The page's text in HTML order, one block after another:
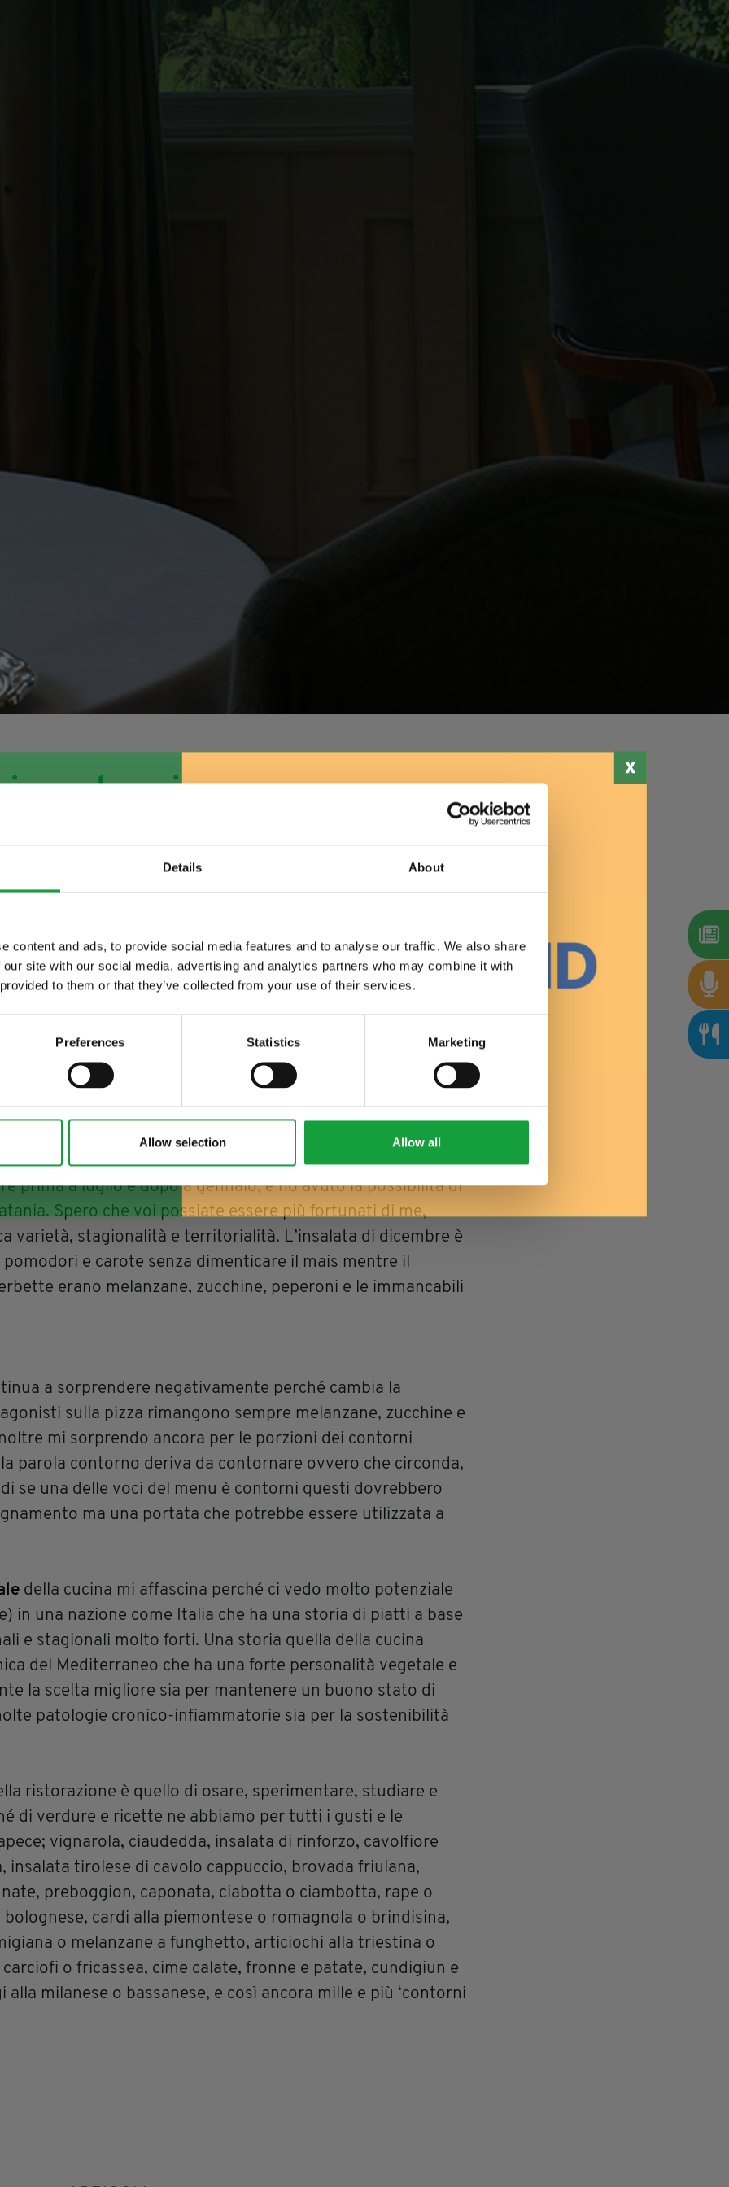
Details About
content and ads, to provide social media features and to analyse our traffic. We also share
site with our social media, advertising and analytics partners who may combine it with
to them or that they’ve collected from your use of their services.
Preferences Statistics Marketing
Allow selection Allow all
i contorni Stampa
naturale verso il
sicuramente il mondo della ristorazione e gli chef si sono
di manifesti, di percorsi e di piatti a base vegetale: ma
ma mi auguro di poter andare al ristorante o in
tra i vegetali proposti più varietà, stagionalità,
una filosofia più precisa sul ruolo che possono avere le
enogastronomica italiana.
ho provato a ordinare un’insalata e un contorno di verdure
prima a luglio e dopo a gennaio, e ho avuto la possibilità di
Spero che voi possiate essere più fortunati di me,
varietà, stagionalità e territorialità. L’insalata di dicembre è
e carote senza dimenticare il mais mentre il
erano melanzane, zucchine, peperoni e le immancabili
a sorprendere negativamente perché cambia la
sulla pizza rimangono sempre melanzane, zucchine e
mi sorprendo ancora per le porzioni dei contorni
parola contorno deriva da contornare ovvero che circonda,
se una delle voci del menu è contorni questi dovrebbero
ma una portata che potrebbe essere utilizzata a
della cucina mi affascina perché ci vedo molto potenziale
in una nazione come Italia che ha una storia di piatti a base
e stagionali molto forti. Una storia quella della cucina
del Mediterraneo che ha una forte personalità vegetale e
la scelta migliore sia per mantenere un buono stato di
patologie cronico-infiammatorie sia per la sostenibilità
ristorazione è quello di osare, sperimentare, studiare e
di verdure e ricette ne abbiamo per tutti i gusti e le
vignarola, ciaudedda, insalata di rinforzo, cavolfiore
insalata tirolese di cavolo cappuccio, brovada friulana,
preboggion, caponata, ciabotta o ciambotta, rape o
cardi alla piemontese o romagnola o brindisina,
o melanzane a funghetto, articiochi alla triestina o
o fricassea, cime calate, fronne e patate, cundigiun e
milanese o bassanese, e così ancora mille e più ‘contorni
novita nel